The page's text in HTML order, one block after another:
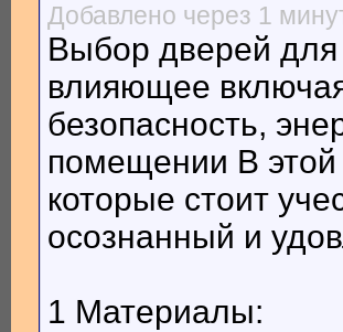
Добавлено через 1
Выбор дверей
влияющее
безопасность,
помещении В этой
которые стоит
осознанный и
1 Материалы: